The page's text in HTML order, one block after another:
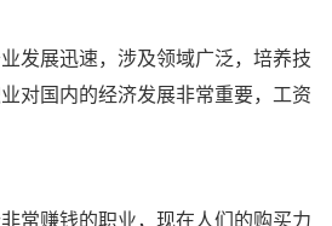
展迅速，涉及领域广泛，培养技
对国内的经济发展非常重要，工资
赚钱的职业，现在人们的购买力